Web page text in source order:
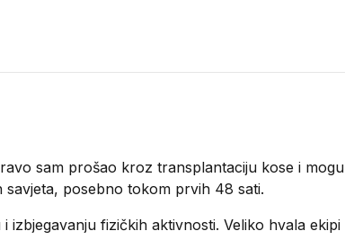
sam prošao kroz transplantaciju kose i mogu
posebno tokom prvih 48 sati.
fizičkih aktivnosti. Veliko hvala ekipi